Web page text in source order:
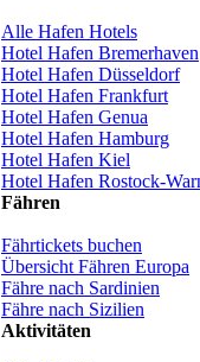
Alle Hafen Hotels
Hotel Hafen Bremerhaven
Hotel Hafen Düsseldorf
Hotel Hafen Frankfurt
Hotel Hafen Genua
Hotel Hafen Hamburg
Hotel Hafen Kiel
Hotel Hafen Rostock-
Fähren
Fährtickets buchen
Übersicht Fähren Europa
Fähre nach Sardinien
Fähre nach Sizilien
Aktivitäten